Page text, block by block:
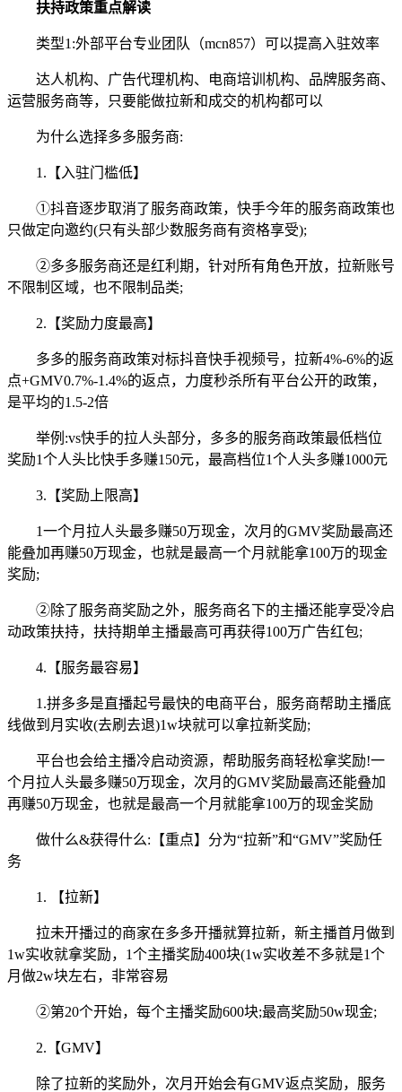
扶持政策重点解读
类型1:外部平台专业团队（mcn857）可以提高入驻效率
达人机构、广告代理机构、电商培训机构、品牌服务商、
运营服务商等，只要能做拉新和成交的机构都可以
为什么选择多多服务商:
1.【入驻门槛低】
①抖音逐步取消了服务商政策，快手今年的服务商政策也
只做定向邀约(只有头部少数服务商有资格享受);
②多多服务商还是红利期，针对所有角色开放，拉新账号
不限制区域，也不限制品类;
2.【奖励力度最高】
多多的服务商政策对标抖音快手视频号，拉新4%-6%的返
点+GMV0.7%-1.4%的返点，力度秒杀所有平台公开的政策，
是平均的1.5-2倍
举例:vs快手的拉人头部分，多多的服务商政策最低档位
奖励1个人头比快手多赚150元，最高档位1个人头多赚1000元
3.【奖励上限高】
1一个月拉人头最多赚50万现金，次月的GMV奖励最高还
能叠加再赚50万现金，也就是最高一个月就能拿100万的现金
奖励;
②除了服务商奖励之外，服务商名下的主播还能享受冷启
动政策扶持，扶持期单主播最高可再获得100万广告红包;
4.【服务最容易】
1.拼多多是直播起号最快的电商平台，服务商帮助主播底
线做到月实收(去刷去退)1w块就可以拿拉新奖励;
平台也会给主播冷启动资源，帮助服务商轻松拿奖励!一
个月拉人头最多赚50万现金，次月的GMV奖励最高还能叠加
再赚50万现金，也就是最高一个月就能拿100万的现金奖励
做什么&获得什么:【重点】分为“拉新”和“GMV”奖励任
务
1. 【拉新】
拉未开播过的商家在多多开播就算拉新，新主播首月做到
1w实收就拿奖励，1个主播奖励400块(1w实收差不多就是1个
月做2w块左右，非常容易
②第20个开始，每个主播奖励600块;最高奖励50w现金;
2.【GMV】
除了拉新的奖励外，次月开始会有GMV返点奖励，服务